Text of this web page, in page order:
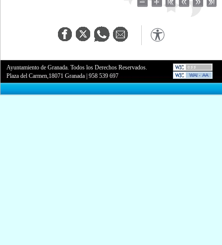
Ayuntamiento de Granada. Todos los Derechos Reservados.
Plaza del Carmen,18071 Granada |958 539 697